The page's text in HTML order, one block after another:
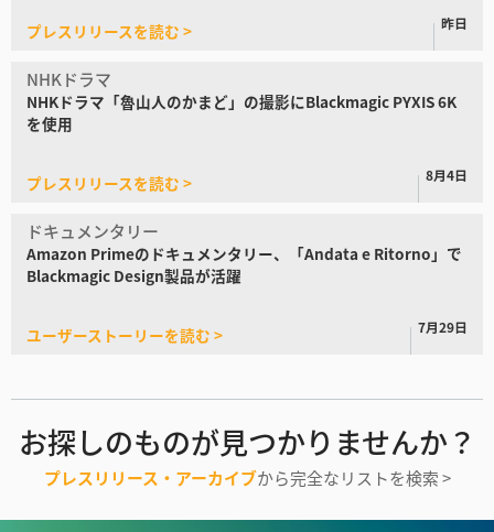
プレスリリースを読む > 昨日
NHKドラマ
NHKドラマ「魯山人のかまど」 の撮影にBlackmagic PYXIS 6K
を使用
プレスリリースを読む > 8月4日
ドキュメンタリー
Amazon Primeの ドキュメンタリー、 「Andata e Ritorno」 で
Blackmagic Design製品が活躍
ユーザーストーリーを読む > 7月29日
お探しのものが見つかりませんか？
プレスリリース・アーカイブから完全なリストを検索 >